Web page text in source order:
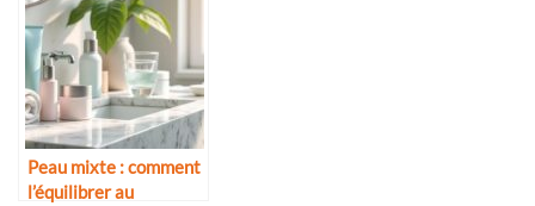
Peau mixte : comment
l’équilibrer au